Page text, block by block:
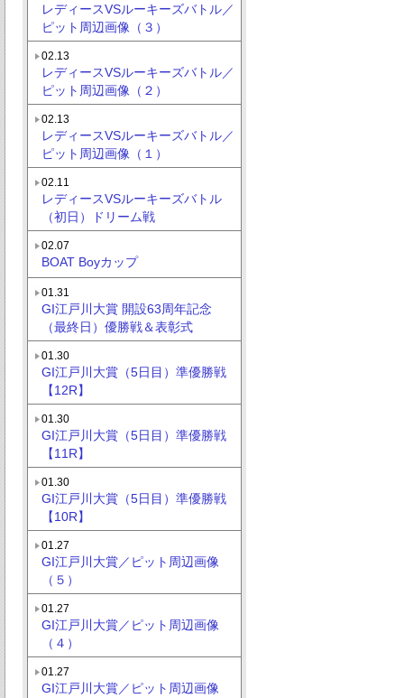
レディースVSルーキーズバトル／
ピット周辺画像（３）
02.13
レディースVSルーキーズバトル／
ピット周辺画像（２）
02.13
レディースVSルーキーズバトル／
ピット周辺画像（１）
02.11
レディースVSルーキーズバトル
（初日）ドリーム戦
02.07
BOAT Boyカップ
01.31
GI江戸川大賞 開設63周年記念
（最終日）優勝戦＆表彰式
01.30
GI江戸川大賞（5日目）準優勝戦
【12R】
01.30
GI江戸川大賞（5日目）準優勝戦
【11R】
01.30
GI江戸川大賞（5日目）準優勝戦
【10R】
01.27
GI江戸川大賞／ピット周辺画像
（５）
01.27
GI江戸川大賞／ピット周辺画像
（４）
01.27
GI江戸川大賞／ピット周辺画像